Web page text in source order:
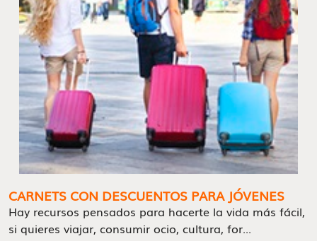
CARNETS CON DESCUENTOS PARA JÓVENES
Hay recursos pensados para hacerte la vida más fácil,
si quieres viajar, consumir ocio, cultura, for...